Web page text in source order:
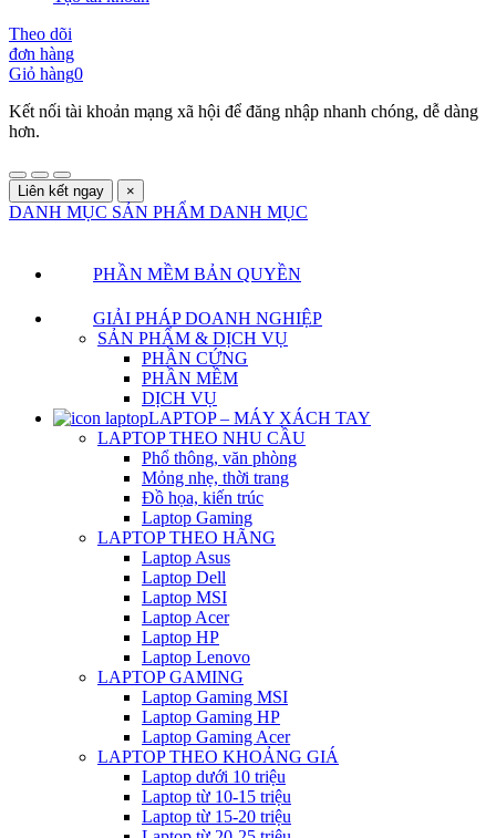
Theo dõi
đơn hàng
Giỏ hàng0
Kết nối tài khoản mạng xã hội để đăng nhập nhanh chóng, dễ dàng
hơn.
Liên kết ngay ×
DANH MỤC SẢN PHẨM DANH MỤC
PHẦN MỀM BẢN QUYỀN
GIẢI PHÁP DOANH NGHIỆP
SẢN PHẨM & DỊCH VỤ
PHẦN CỨNG
PHẦN MỀM
DỊCH VỤ
LAPTOP – MÁY XÁCH TAY
LAPTOP THEO NHU CẦU
Phổ thông, văn phòng
Mỏng nhẹ, thời trang
Đồ họa, kiến trúc
Laptop Gaming
LAPTOP THEO HÃNG
Laptop Asus
Laptop Dell
Laptop MSI
Laptop Acer
Laptop HP
Laptop Lenovo
LAPTOP GAMING
Laptop Gaming MSI
Laptop Gaming HP
Laptop Gaming Acer
LAPTOP THEO KHOẢNG GIÁ
Laptop dưới 10 triệu
Laptop từ 10-15 triệu
Laptop từ 15-20 triệu